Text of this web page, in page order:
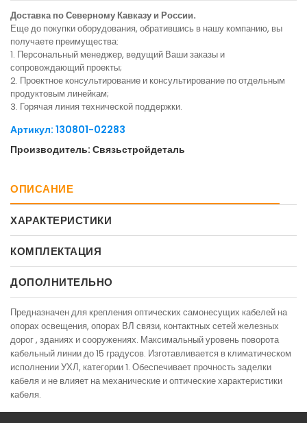
Доставка по Северному Кавказу и России.
Еще до покупки оборудования, обратившись в нашу компанию, вы
получаете преимущества:
1. Персональный менеджер, ведущий Ваши заказы и
сопровождающий проекты;
2. Проектное консультирование и консультирование по отдельным
продуктовым линейкам;
3. Горячая линия технической поддержки.
Артикул: 130801-02283
Производитель: Связьстройдеталь
ОПИСАНИЕ
ХАРАКТЕРИСТИКИ
КОМПЛЕКТАЦИЯ
ДОПОЛНИТЕЛЬНО
Предназначен для крепления оптических самонесущих кабелей на
опорах освещения, опорах ВЛ связи, контактных сетей железных
дорог , зданиях и сооружениях. Максимальный уровень поворота
кабельный линии до 15 градусов. Изготавливается в климатическом
исполнении УХЛ, категории 1. Обеспечивает прочность заделки
кабеля и не влияет на механические и оптические характеристики
кабеля.